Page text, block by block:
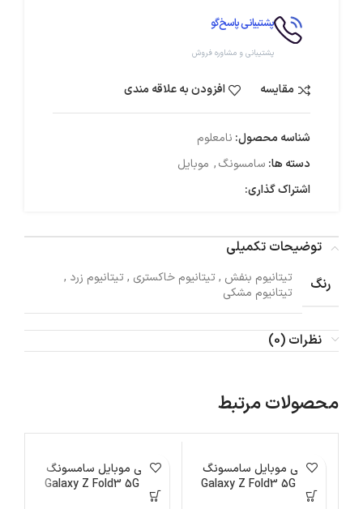
پشتیبانی پاسخ‌گو
پشتیبانی و مشاوره فروش
مقایسه افزودن به علاقه مندی
شناسه محصول: نامعلوم
دسته ها: سامسونگ, موبایل
اشتراک گذاری:
توضیحات تکمیلی
رنگ
تیتانیوم بنفش ,تیتانیوم خاکستری ,تیتانیوم زرد ,
تیتانیوم مشکی
نظرات (0)
محصولات مرتبط
اتمام موجودی
گوشی موبایل سامسونگ
مدل Galaxy Z Fold3 5G
اتمام موجودی
گوشی موبایل سامسونگ
مدل Galaxy Z Fold3 5G
ظرفیت 512 گیگابایت